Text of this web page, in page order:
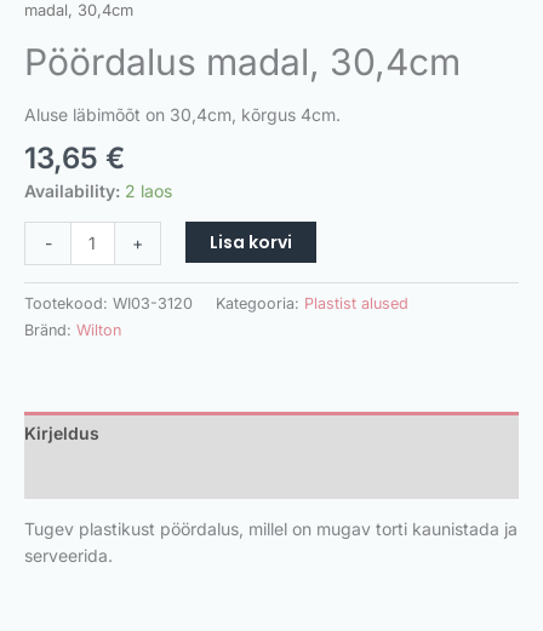
madal, 30,4cm
Pöördalus madal, 30,4cm
Aluse läbimõõt on 30,4cm, kõrgus 4cm.
13,65 €
Availability: 2 laos
- + Lisa korvi
Tootekood: WI03-3120 Kategooria: Plastist alused
Bränd: Wilton
Kirjeldus
Tugev plastikust pöördalus, millel on mugav torti kaunistada ja
serveerida.